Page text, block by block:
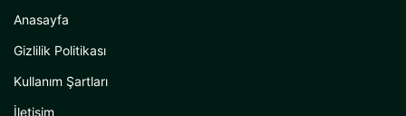
Anasayfa
Gizlilik Politikası
Kullanım Şartları
İletişim